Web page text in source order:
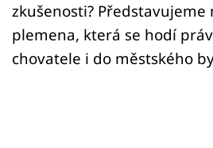
zkušenosti? Představujeme
plemena, která se hodí
chovatele i do městského